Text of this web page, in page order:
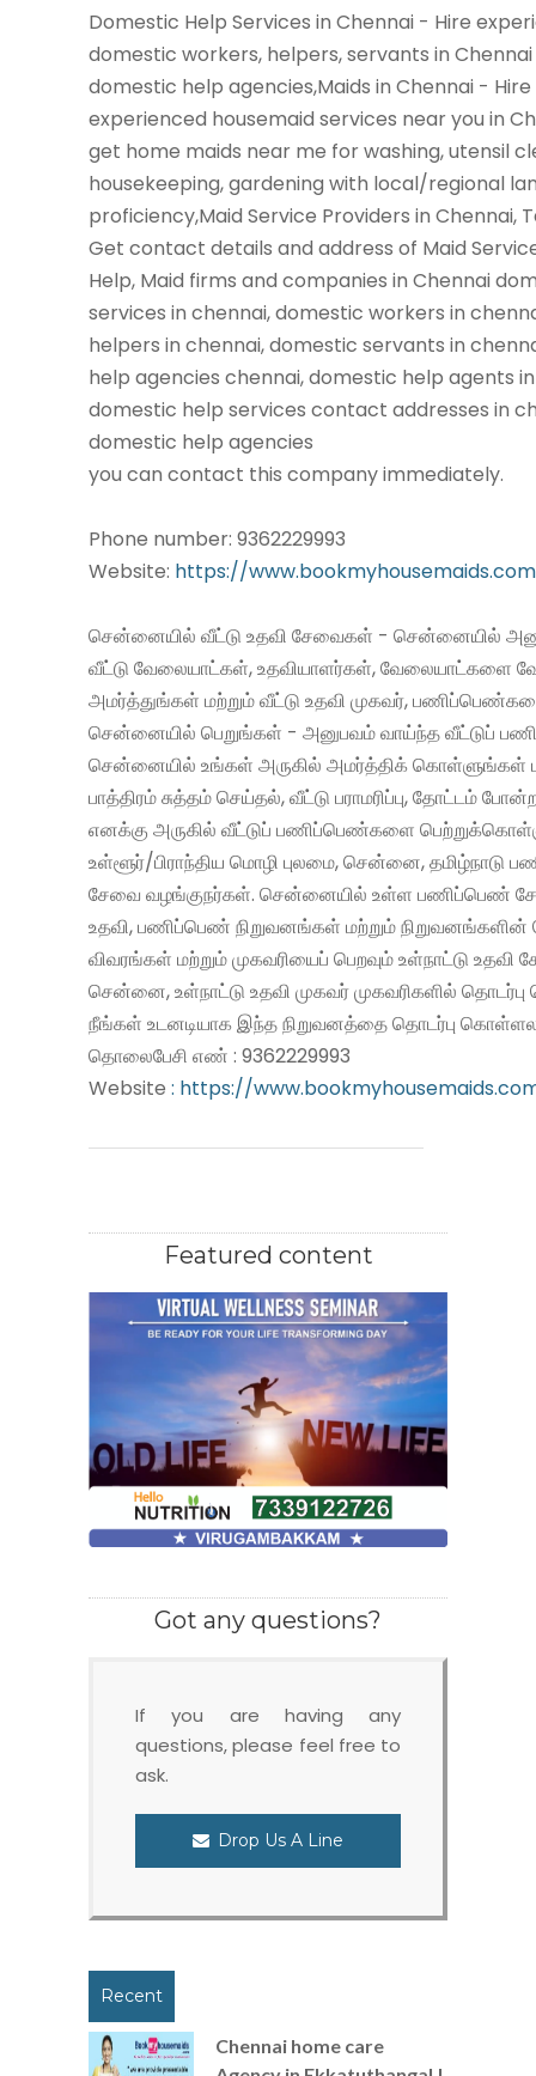
Domestic Help Services in Chennai - Hire
domestic workers, helpers, servants in
domestic help agencies,Maids in Chennai - Hire
experienced housemaid services near you in
get home maids near me for washing, utensil
housekeeping, gardening with local/regional
proficiency,Maid Service Providers in Chennai,
Get contact details and address of Maid
Help, Maid firms and companies in Chennai
services in chennai, domestic workers in
helpers in chennai, domestic servants in
help agencies chennai, domestic help agents
domestic help services contact addresses in
domestic help agencies
you can contact this company immediately.
Phone number: 9362229993
Website: https://
சென்னையில் வீட்டு உதவி சேவைகள் - சென்னையில்
வீட்டு வேலையாட்கள், உதவியாளர்கள், வேலையாட்களை
அமர்த்துங்கள் மற்றும் வீட்டு உதவி முகவர்,
சென்னையில் பெறுங்கள் - அனுபவம் வாய்ந்த வீட்டுப்
சென்னையில் உங்கள் அருகில் அமர்த்திக் கொள்ளுங்கள்
பாத்திரம் சுத்தம் செய்தல், வீட்டு பராமரிப்பு, தோட்டம்
எனக்கு அருகில் வீட்டுப் பணிப்பெண்களை
உள்ளூர்/பிராந்திய மொழி புலமை, சென்னை, தமிழ்நாடு
சேவை வழங்குநர்கள். சென்னையில் உள்ள பணிப்பெண்
உதவி, பணிப்பெண் நிறுவனங்கள் மற்றும் நிறுவனங்களின்
விவரங்கள் மற்றும் முகவரியைப் பெறவும் உள்நாட்டு உதவி
சென்னை, உள்நாட்டு உதவி முகவர் முகவரிகளில்
நீங்கள் உடனடியாக இந்த நிறுவனத்தை தொடர்பு
தொலைபேசி எண் : 9362229993
Website : https://
Featured content
Got any questions?
If you are having any
questions, please feel free to
ask.
Drop Us A Line
Recent
Chennai home care